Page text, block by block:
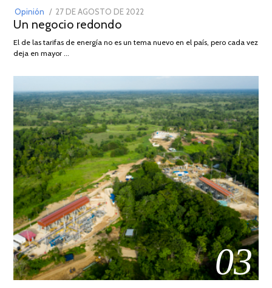
Opinión
POSTED
ON
27 DE AGOSTO DE 2022
DE
Un negocio redondo
El de las tarifas de energía no es un tema nuevo en el país, pero cada vez
deja en mayor …
03